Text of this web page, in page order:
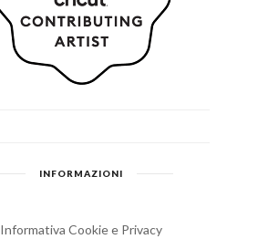
INFORMAZIONI
Informativa Cookie e Privacy